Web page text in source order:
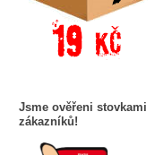
Jsme ověřeni stovkami
zákazníků!